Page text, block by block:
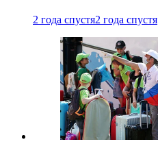
2 года спустя2 года спустя